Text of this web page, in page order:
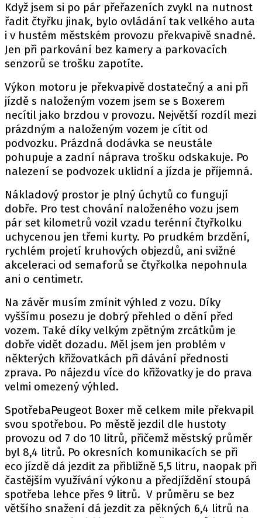
Když jsem si po pár přeřazeních zvykl na nutnost
řadit čtyřku jinak, bylo ovládání tak velkého auta
i v hustém městském provozu překvapivě snadné.
Jen při parkování bez kamery a parkovacích
senzorů se trošku zapotíte.
Výkon motoru je překvapivě dostatečný a ani při
jízdě s naloženým vozem jsem se s Boxerem
necítil jako brzdou v provozu. Největší rozdíl mezi
prázdným a naloženým vozem je cítit od
podvozku. Prázdná dodávka se neustále
pohupuje a zadní náprava trošku odskakuje. Po
nalezení se podvozek uklidní a jízda je příjemná.
Nákladový prostor je plný úchytů co fungují
dobře. Pro test chování naloženého vozu jsem
pár set kilometrů vozil vzadu terénní čtyřkolku
uchycenou jen třemi kurty. Po prudkém brzdění,
rychlém projetí kruhových objezdů, ani svižné
akceleraci od semaforů se čtyřkolka nepohnula
ani o centimetr.
Na závěr musím zmínit výhled z vozu. Díky
vyššímu posezu je dobrý přehled o dění před
vozem. Také díky velkým zpětným zrcátkům je
dobře vidět dozadu. Měl jsem jen problém v
některých křižovatkách při dávání přednosti
zprava. Po nájezdu více do křižovatky je do prava
velmi omezený výhled.
SpotřebaPeugeot Boxer mě celkem mile překvapil
svou spotřebou. Po městě jezdil dle hustoty
provozu od 7 do 10 litrů, přičemž městský průměr
byl 8,4 litrů. Po okresních komunikacích se při
eco jízdě dá jezdit za přibližně 5,5 litru, naopak při
častějším využívání výkonu a předjíždění stoupá
spotřeba lehce přes 9 litrů. V průměru se bez
většího snažení dá jezdit za pěkných 6,4 litrů na